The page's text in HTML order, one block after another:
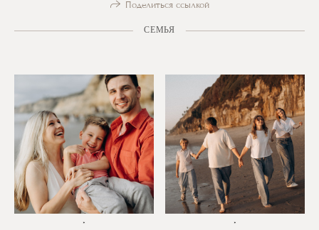
Поделиться ссылкой
СЕМЬЯ
* *